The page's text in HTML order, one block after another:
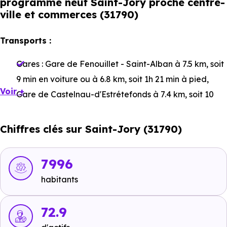
ville et commerces (31790)
Transports :
Gares : Gare de Fenouillet - Saint-Alban à 7.5 km, soit
9 min en voiture ou à 6.8 km, soit 1h 21 min à pied,
Gare de Castelnau-d'Estrétefonds à 7.4 km, soit 10
de Saint-Joryà 934 m, soit 2 min en voiture ou à 1.1
Bus :
Meunierà 48 m, soit 0 min en voiture ou à 48 m,
soit 1 min à pied
Tramway : Ligne 1 : Aéroconstellation
14 min en voiture ou à 10.6 km, soit 2h 06 min à pied
Voir +
Chiffres clés sur Saint-Jory (31790)
7996
habitants
72.9